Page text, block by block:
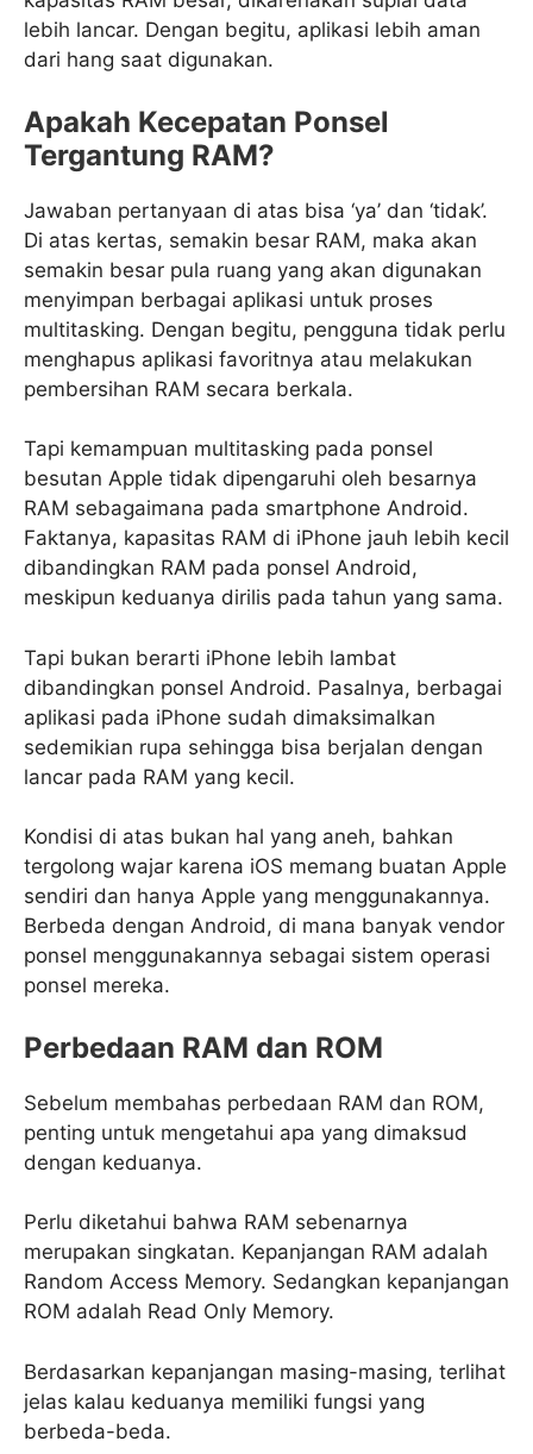
lebih lancar. Dengan begitu, aplikasi lebih aman
dari hang saat digunakan.
Apakah Kecepatan Ponsel
Tergantung RAM?
Jawaban pertanyaan di atas bisa ‘ya’ dan ‘tidak’.
Di atas kertas, semakin besar RAM, maka akan
semakin besar pula ruang yang akan digunakan
menyimpan berbagai aplikasi untuk proses
multitasking. Dengan begitu, pengguna tidak perlu
menghapus aplikasi favoritnya atau melakukan
pembersihan RAM secara berkala.
Tapi kemampuan multitasking pada ponsel
besutan Apple tidak dipengaruhi oleh besarnya
RAM sebagaimana pada smartphone Android.
Faktanya, kapasitas RAM di iPhone jauh lebih kecil
dibandingkan RAM pada ponsel Android,
meskipun keduanya dirilis pada tahun yang sama.
Tapi bukan berarti iPhone lebih lambat
dibandingkan ponsel Android. Pasalnya, berbagai
aplikasi pada iPhone sudah dimaksimalkan
sedemikian rupa sehingga bisa berjalan dengan
lancar pada RAM yang kecil.
Kondisi di atas bukan hal yang aneh, bahkan
tergolong wajar karena iOS memang buatan Apple
sendiri dan hanya Apple yang menggunakannya.
Berbeda dengan Android, di mana banyak vendor
ponsel menggunakannya sebagai sistem operasi
ponsel mereka.
Perbedaan RAM dan ROM
Sebelum membahas perbedaan RAM dan ROM,
penting untuk mengetahui apa yang dimaksud
dengan keduanya.
Perlu diketahui bahwa RAM sebenarnya
merupakan singkatan. Kepanjangan RAM adalah
Random Access Memory. Sedangkan kepanjangan
ROM adalah Read Only Memory.
Berdasarkan kepanjangan masing-masing, terlihat
jelas kalau keduanya memiliki fungsi yang
berbeda-beda.